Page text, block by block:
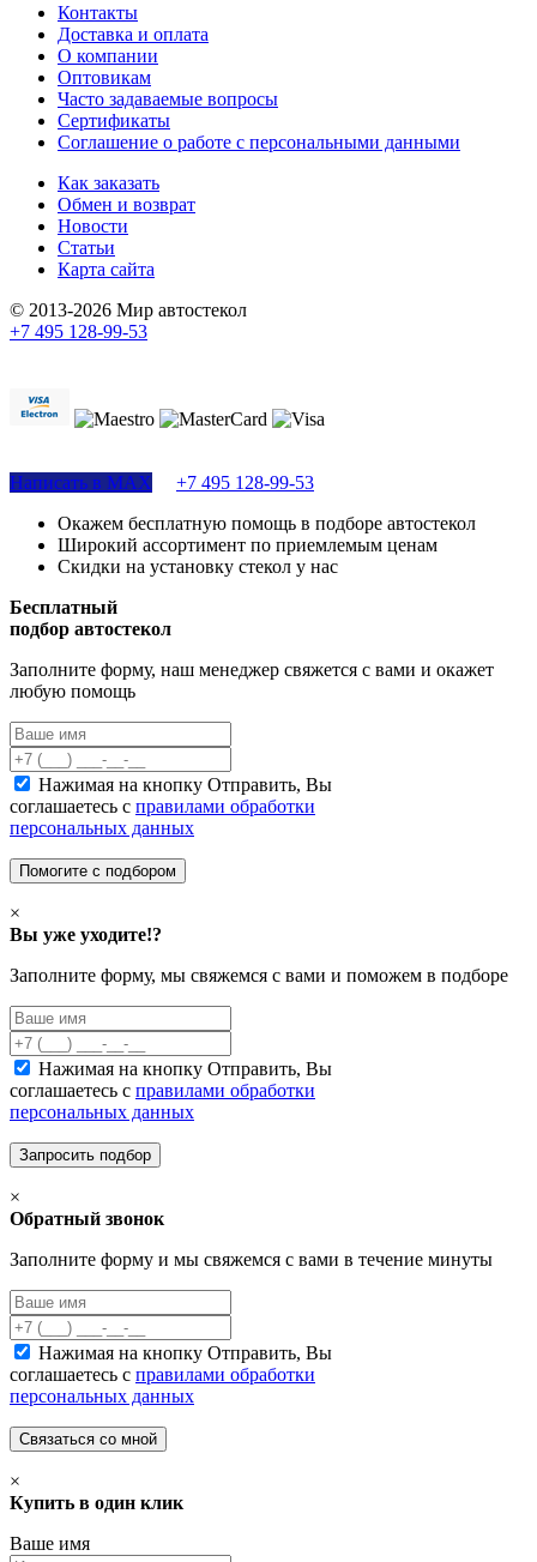
Контакты
Доставка и оплата
О компании
Оптовикам
Часто задаваемые вопросы
Сертификаты
Соглашение о работе с персональными данными
Как заказать
Обмен и возврат
Новости
Статьи
Карта сайта
© 2013-2026 Мир автостекол
+7 495 128-99-53
Написать в MAX
+7 495 128-99-53
Окажем бесплатную помощь в подборе автостекол
Широкий ассортимент по приемлемым ценам
Скидки на установку стекол у нас
Бесплатный
подбор автостекол
Заполните форму, наш менеджер свяжется с вами и окажет
любую помощь
Нажимая на кнопку Отправить, Вы
соглашаетесь с правилами обработки
персональных данных
×
Вы уже уходите!?
Заполните форму, мы свяжемся с вами и поможем в подборе
Нажимая на кнопку Отправить, Вы
соглашаетесь с правилами обработки
персональных данных
×
Обратный звонок
Заполните форму и мы свяжемся с вами в течение минуты
Нажимая на кнопку Отправить, Вы
соглашаетесь с правилами обработки
персональных данных
×
Купить в один клик
Ваше имя